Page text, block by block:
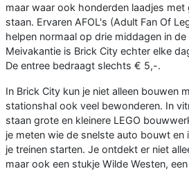
maar waar ook honderden laadjes
staan. Ervaren AFOL's (Adult Fan Of
helpen normaal op drie middagen in
Meivakantie is Brick City echter elke
De entree bedraagt slechts € 5,-.
In Brick City kun je niet alleen bouwen
stationshal ook veel bewonderen. In
staan grote en kleinere LEGO
je meten wie de snelste auto bouwt
je treinen starten. Je ontdekt er niet
maar ook een stukje Wilde Westen,